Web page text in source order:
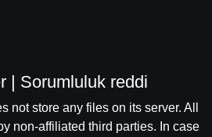
| Sorumluluk reddi
not store any files on its server. All
non-affiliated third parties. In case